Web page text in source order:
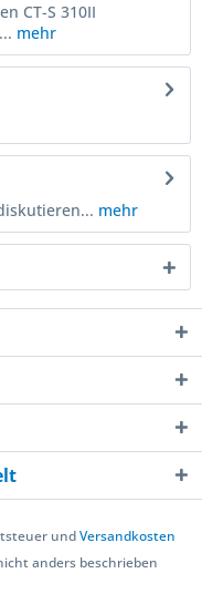
CT-S 310II
mehr
mehr
undVersandkosten
anders beschrieben